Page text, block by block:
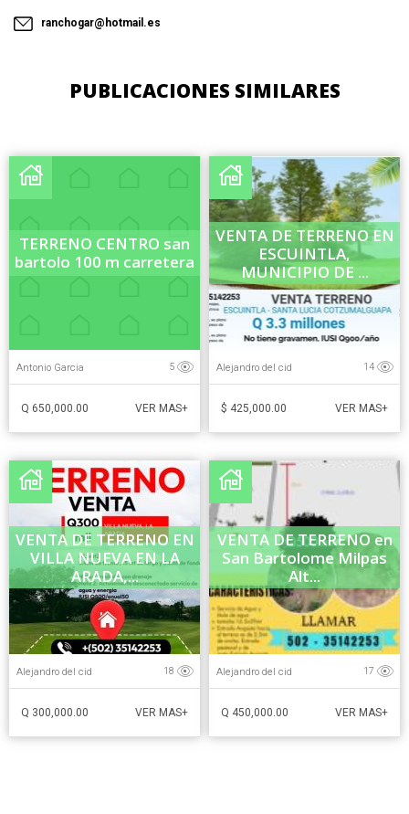
ranchogar@hotmail.es
PUBLICACIONES SIMILARES
TERRENO CENTRO san
bartolo 100 m carretera
Antonio Garcia 5
Q 650,000.00 VER MAS+
VENTA DE TERRENO EN
ESCUINTLA,
MUNICIPIO DE ...
Alejandro del cid 14
$ 425,000.00 VER MAS+
VENTA DE TERRENO EN
VILLA NUEVA EN LA
ARADA,...
Alejandro del cid 18
Q 300,000.00 VER MAS+
VENTA DE TERRENO en
San Bartolome Milpas
Alt...
Alejandro del cid 17
Q 450,000.00 VER MAS+